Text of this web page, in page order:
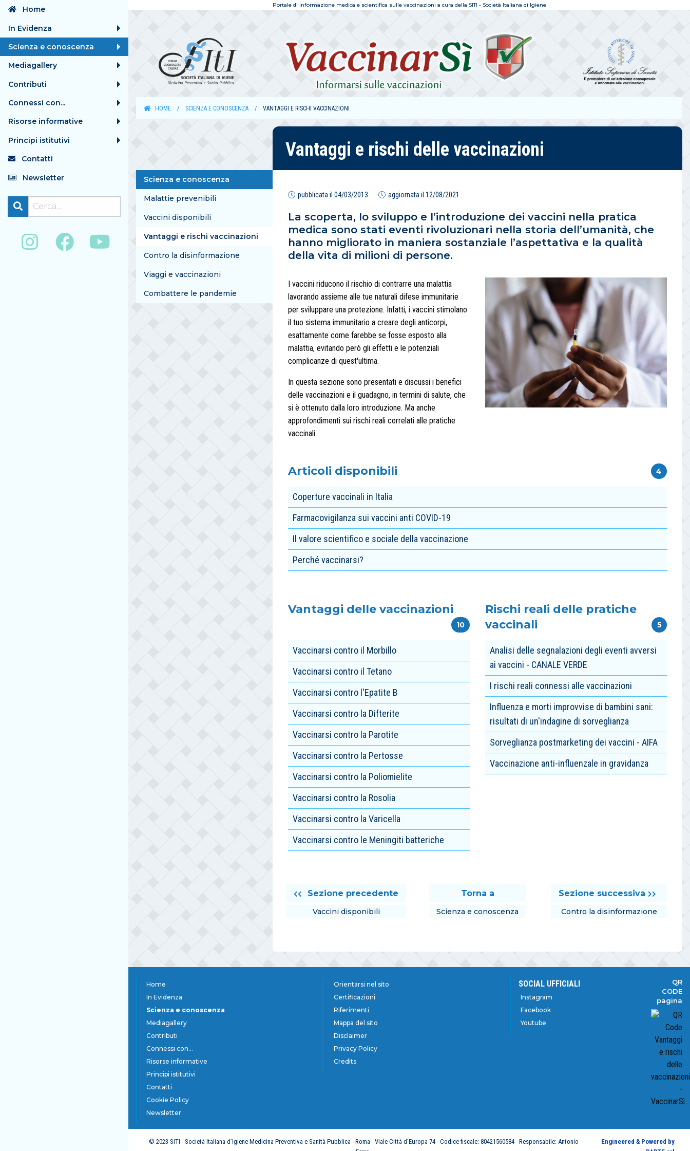
Home
In Evidenza
Scienza e conoscenza
Mediagallery
Contributi
Connessi con...
Risorse informative
Principi istitutivi
Contatti
Newsletter
Portale di informazione medica e scientifica sulle vaccinazioni a cura della SITI - Società Italiana di Igiene
HOME SCIENZA E CONOSCENZA VANTAGGI E RISCHI VACCINAZIONI
Vantaggi e rischi delle vaccinazioni
pubblicata il 04/03/2013 aggiornata il 12/08/2021
La scoperta, lo sviluppo e l’introduzione dei vaccini nella pratica
medica sono stati eventi rivoluzionari nella storia dell’umanità, che
hanno migliorato in maniera sostanziale l’aspettativa e la qualità
della vita di milioni di persone.
I vaccini riducono il rischio di contrarre una malattia
lavorando assieme alle tue naturali difese immunitarie
per sviluppare una protezione. Infatti, i vaccini stimolano
il tuo sistema immunitario a creare degli anticorpi,
esattamente come farebbe se fosse esposto alla
malattia, evitando però gli effetti e le potenziali
complicanze di quest'ultima.
In questa sezione sono presentati e discussi i benefici
delle vaccinazioni e il guadagno, in termini di salute, che
si è ottenuto dalla loro introduzione. Ma anche
approfondimenti sui rischi reali correlati alle pratiche
vaccinali.
Articoli disponibili 4
Coperture vaccinali in Italia
Farmacovigilanza sui vaccini anti COVID-19
Il valore scientifico e sociale della vaccinazione
Perché vaccinarsi?
Vantaggi delle vaccinazioni
10
Vaccinarsi contro il Morbillo
Vaccinarsi contro il Tetano
Vaccinarsi contro l'Epatite B
Vaccinarsi contro la Difterite
Vaccinarsi contro la Parotite
Vaccinarsi contro la Pertosse
Vaccinarsi contro la Poliomielite
Vaccinarsi contro la Rosolia
Vaccinarsi contro la Varicella
Vaccinarsi contro le Meningiti batteriche
Rischi reali delle pratiche
vaccinali
5
Analisi delle segnalazioni degli eventi avversi
ai vaccini - CANALE VERDE
I rischi reali connessi alle vaccinazioni
Influenza e morti improvvise di bambini sani:
risultati di un'indagine di sorveglianza
Sorveglianza postmarketing dei vaccini - AIFA
Vaccinazione anti-influenzale in gravidanza
Sezione precedente
Vaccini disponibili
Sezione successiva
Contro la disinformazione
Torna a
Scienza e conoscenza
Scienza e conoscenza
Malattie prevenibili
Vaccini disponibili
Vantaggi e rischi vaccinazioni
Contro la disinformazione
Viaggi e vaccinazioni
Combattere le pandemie
Home
In Evidenza
Scienza e conoscenza
Mediagallery
Contributi
Connessi con...
Risorse informative
Principi istitutivi
Contatti
Cookie Policy
Newsletter
Orientarsi nel sito
Certificazioni
Riferimenti
Mappa del sito
Disclaimer
Privacy Policy
Credits
SOCIAL UFFICIALI
Instagram
Facebook
Youtube
QR
CODE
pagina
© 2023 SITI - Società Italiana d’Igiene Medicina Preventiva e Sanità Pubblica - Roma - Viale Città d’Europa 74 - Codice fiscale: 80421560584 - Responsabile: Antonio
Engineered & Powered by